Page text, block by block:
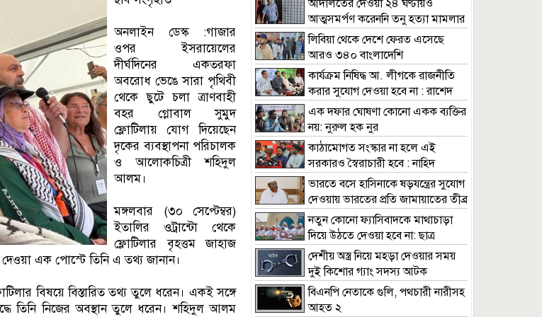
অনলাইন ডেস্ক :গাজার
ওপর ইসরায়েলের
দীর্ঘদিনের একতরফা
অবরোধ ভেঙে সারা পৃথিবী
থেকে ছুটে চলা ত্রাণবাহী
বহর গ্লোবাল সুমুদ
ফ্লোটিলায় যোগ দিয়েছেন
দৃকের ব্যবস্থাপনা পরিচালক
ও আলোকচিত্রী শহিদুল
আলম।
মঙ্গলবার (৩০ সেপ্টেম্বর)
ইতালির ওট্রান্টো থেকে
ফ্লোটিলার বৃহত্তম জাহাজ
এক পোস্টে তিনি এ তথ্য জানান।
বিষয়ে বিস্তারিত তথ্য তুলে ধরেন। একই সঙ্গে
তিনি নিজের অবস্থান তুলে ধরেন। শহিদুল আলম
আদালতের দেওয়া ২৪ ঘণ্টায়ও
আত্মসমর্পণ করেননি তনু হত্যা মামলার
আসামি হাফিজলিবিয়া থেকে দেশে ফেরত এসেছে
আরও ৩৪০ বাংলাদেশি
কার্যক্রম নিষিদ্ধ আ. লীগকে রাজনীতি
করার সুযোগ দেওয়া হবে না : রাশেদ
খাঁন
এক দফার ঘোষণা কোনো একক ব্যক্তির
নয়: নুরুল হক নুর
কাঠামোগত সংস্কার না হলে এই
সরকারও স্বৈরাচারী হবে : নাহিদ
ইসলাম
ভারতে বসে হাসিনাকে ষড়যন্ত্রের সুযোগ
দেওয়ায় ভারতের প্রতি জামায়াতের তীব্র
নিন্দা
নতুন কোনো ফ্যাসিবাদকে মাথাচাড়া
দিয়ে উঠতে দেওয়া হবে না: ছাত্র
জমিয়ত
দেশীয় অস্ত্র নিয়ে মহড়া দেওয়ার সময়
দুই কিশোর গ্যাং সদস্য আটক
বিএনপি নেতাকে গুলি, পথচারী নারীসহ
আহত ২